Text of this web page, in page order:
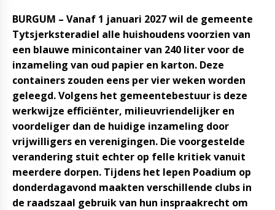
BURGUM – Vanaf 1 januari 2027 wil de gemeente
Tytsjerksteradiel alle huishoudens voorzien van
een blauwe minicontainer van 240 liter voor de
inzameling van oud papier en karton. Deze
containers zouden eens per vier weken worden
geleegd. Volgens het gemeentebestuur is deze
werkwijze efficiënter, milieuvriendelijker en
voordeliger dan de huidige inzameling door
vrijwilligers en verenigingen. Die voorgestelde
verandering stuit echter op felle kritiek vanuit
meerdere dorpen. Tijdens het Iepen Poadium op
donderdagavond maakten verschillende clubs in
de raadszaal gebruik van hun inspraakrecht om